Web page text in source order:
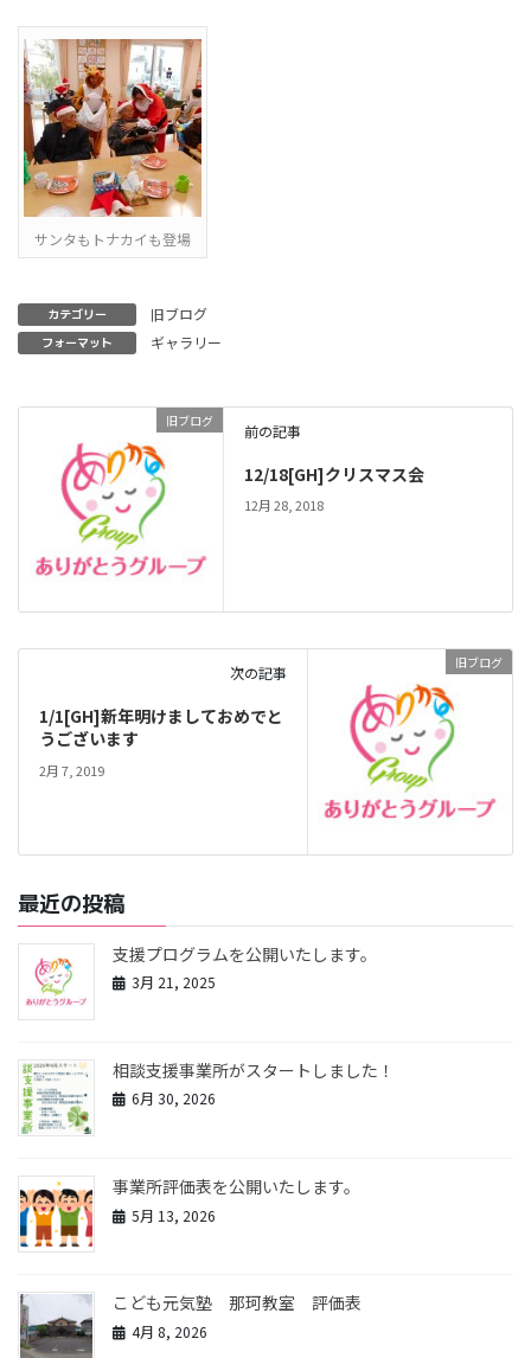
サンタもトナカイも登場
カテゴリー 旧ブログ
フォーマット ギャラリー
旧ブログ
前の記事
12/18[GH]クリスマス会
12月 28, 2018
旧ブログ
次の記事
1/1[GH]新年明けましておめでと
うございます
2月 7, 2019
最近の投稿
支援プログラムを公開いたします。
3月 21, 2025
相談支援事業所がスタートしました！
6月 30, 2026
事業所評価表を公開いたします。
5月 13, 2026
こども元気塾 那珂教室 評価表
4月 8, 2026